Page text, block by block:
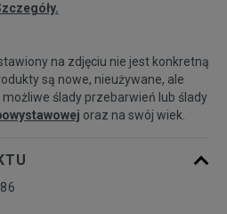
na zdjęciu nie jest konkretną
są nowe, nieużywane, ale
ślady przebarwień lub ślady
oraz na swój wiek.